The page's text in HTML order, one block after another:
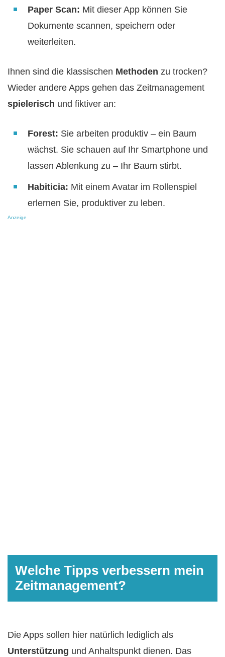
Paper Scan: Mit dieser App können Sie
Dokumente scannen, speichern oder
weiterleiten.
Ihnen sind die klassischen Methoden zu trocken?
Wieder andere Apps gehen das Zeitmanagement
spielerisch und fiktiver an:
Forest: Sie arbeiten produktiv – ein Baum
wächst. Sie schauen auf Ihr Smartphone und
lassen Ablenkung zu – Ihr Baum stirbt.
Habiticia: Mit einem Avatar im Rollenspiel
erlernen Sie, produktiver zu leben.
Anzeige
Welche Tipps verbessern mein
Zeitmanagement?
Die Apps sollen hier natürlich lediglich als
Unterstützung und Anhaltspunkt dienen. Das